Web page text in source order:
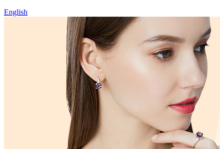
English